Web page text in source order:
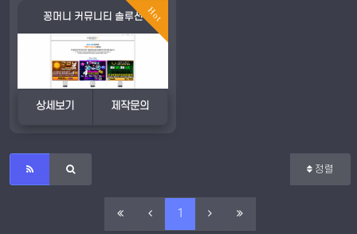
Hot
꽁머니 커뮤니티 솔루션
상세보기 제작문의
정렬
1